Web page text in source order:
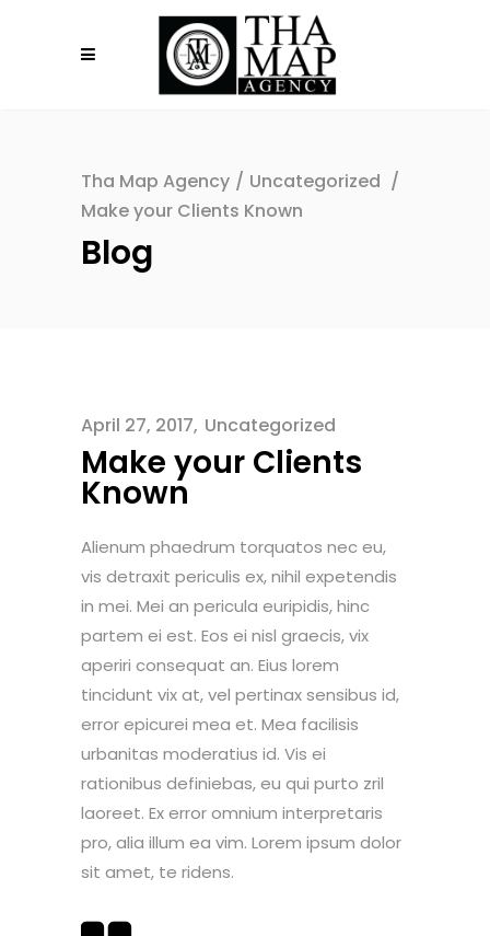
Tha Map Agency / Uncategorized /
Make your Clients Known
Blog
April 27, 2017 Uncategorized
Make your Clients
Known
Alienum phaedrum torquatos nec eu,
vis detraxit periculis ex, nihil expetendis
in mei. Mei an pericula euripidis, hinc
partem ei est. Eos ei nisl graecis, vix
aperiri consequat an. Eius lorem
tincidunt vix at, vel pertinax sensibus id,
error epicurei mea et. Mea facilisis
urbanitas moderatius id. Vis ei
rationibus definiebas, eu qui purto zril
laoreet. Ex error omnium interpretaris
pro, alia illum ea vim. Lorem ipsum dolor
sit amet, te ridens.